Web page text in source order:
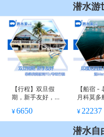
潜水游
【行程】双旦假
期，新手友好，菲
程出发啦
¥6650
【船宿 -
月科莫
观巨龙，
滩......
¥ 22237
潜水自